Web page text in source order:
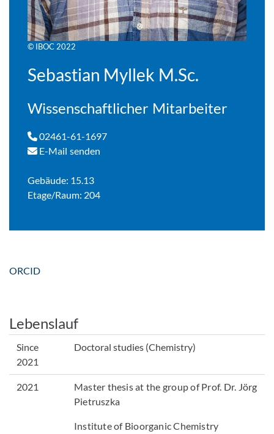
© IBOC 2022
Sebastian Myllek M.Sc.
Wissenschaftlicher Mitarbeiter
02461-61-1697
E-Mail senden
Gebäude: 15.13
Etage/Raum: 204
ORCID
Lebenslauf
Since
2021
Doctoral studies (Chemistry)
2021
Master thesis at the group of Prof. Dr. Jörg
Pietruszka
Institute of Bioorganic Chemistry